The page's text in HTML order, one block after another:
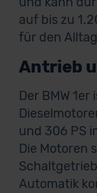
auf bis zu
für den
Antrieb
Der BMW
und 306 PS
Die Motoren
Automatik